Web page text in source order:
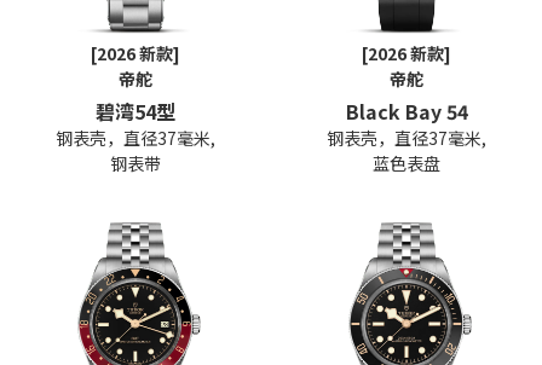
[2026 新款]
帝舵
碧湾54型
钢表壳，直径37毫米,
钢表带
[2026 新款]
帝舵
Black Bay 54
钢表壳，直径37毫米,
蓝色表盘